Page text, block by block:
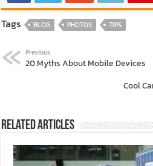
Tags BLOG PHOTOS TIPS
Previous
20 Myths About Mobile Devices
Cool
Related Articles